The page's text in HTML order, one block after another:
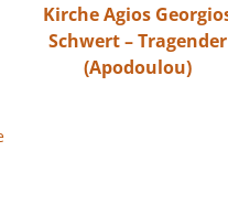
Kirche Agios
Schwert – Tragender
(Apodoulou)